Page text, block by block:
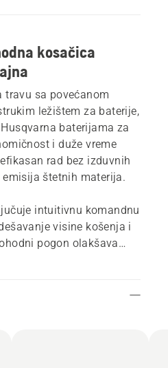
kosačica
travu sa povećanom
ležištem za baterije,
baterijama za
i duže vreme
rad bez izduvnih
štetnih materija.
intuitivnu komandnu
visine košenja i
pogon olakšava
a ujedno